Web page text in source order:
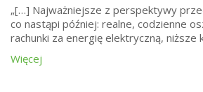
„[…] Najważniejsze z perspektywy
co nastąpi później: realne, codzienne
rachunki za energię elektryczną,
Więcej